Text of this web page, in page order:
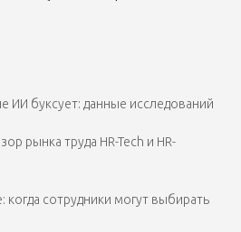
ИИ буксует: данные исследований
рынка труда HR-Tech и HR-
когда сотрудники могут выбирать